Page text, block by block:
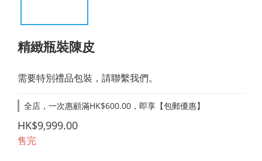
精緻瓶裝陳皮
需要特別禮品包裝，請聯繫我們。
全店，一次惠顧滿HK$600.00，即享【包郵優惠】
HK$9,999.00
售完